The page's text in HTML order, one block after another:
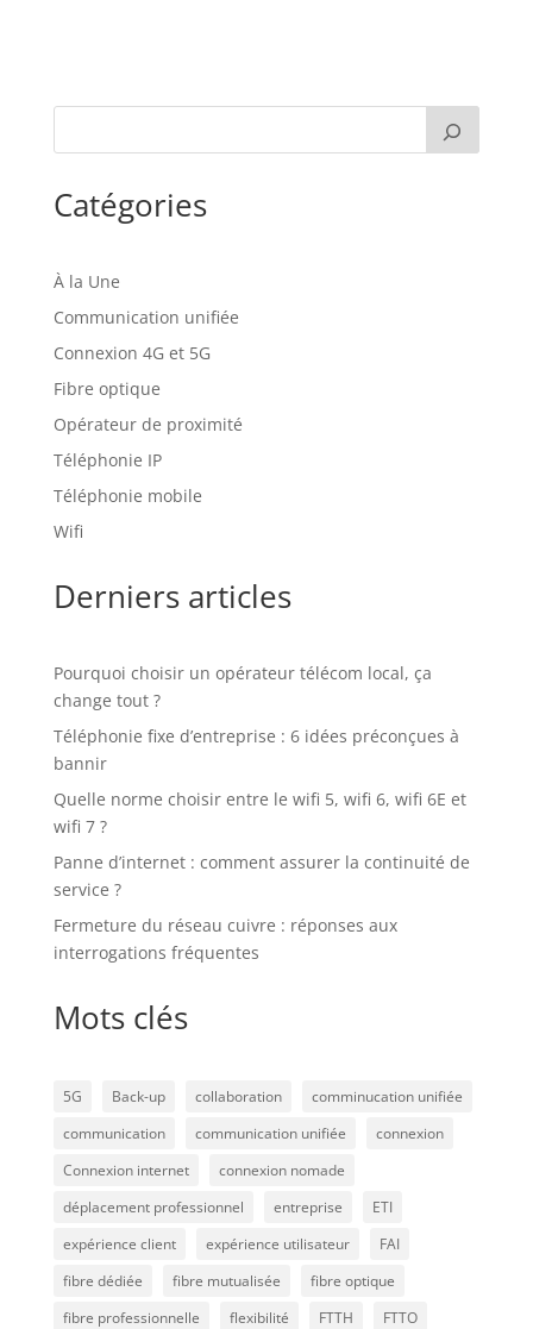
Catégories
À la Une
Communication unifiée
Connexion 4G et 5G
Fibre optique
Opérateur de proximité
Téléphonie IP
Téléphonie mobile
Wifi
Derniers articles
Pourquoi choisir un opérateur télécom local, ça
change tout ?
Téléphonie fixe d’entreprise : 6 idées préconçues à
bannir
Quelle norme choisir entre le wifi 5, wifi 6, wifi 6E et
wifi 7 ?
Panne d’internet : comment assurer la continuité de
service ?
Fermeture du réseau cuivre : réponses aux
interrogations fréquentes
Mots clés
5G Back-up collaboration
comminucation unifiée
communication
communication unifiée
connexion
Connexion internet
connexion nomade
déplacement professionnel
entreprise
ETI
expérience client
expérience utilisateur
FAI
fibre dédiée
fibre mutualisée
fibre optique
fibre professionnelle
flexibilité FTTH
FTTO